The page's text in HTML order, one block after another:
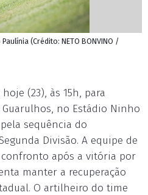
(Crédito: NETO BONVINO /
(23), às 15h, para
no Estádio Ninho
sequência do
Divisão. A equipe de
após a vitória por
manter a recuperação
O artilheiro do time